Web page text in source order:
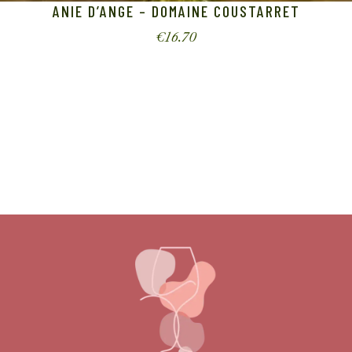
ANIE D’ANGE – DOMAINE COUSTARRET
€16.70